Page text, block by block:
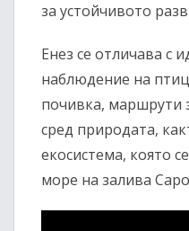
за устойчивото
Енез се отличава с
наблюдение на
почивка, маршрути
сред природата,
екосистема, която
море на залива